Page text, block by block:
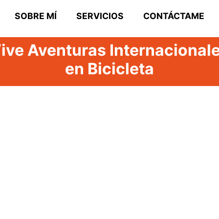
SOBRE MÍ SERVICIOS CONTÁCTAME
Aventuras
en Bicicleta